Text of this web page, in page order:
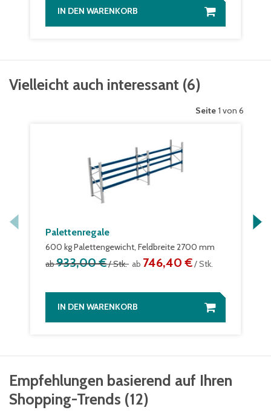
IN DEN WARENKORB
Vielleicht auch interessant (6)
Seite 1 von 6
Palettenregale
600 kg Palettengewicht, Feldbreite 2700 mm
ab933,00 €/ Stk. ab 746,40 €/ Stk.
IN DEN WARENKORB
Empfehlungen basierend auf Ihren
Shopping-Trends (12)